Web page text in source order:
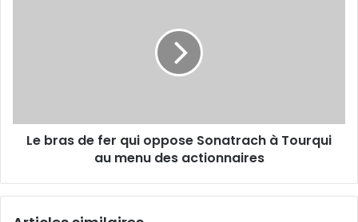
Tourqui
Le bras de fer qui oppose Sonatrach à Tourqui
au menu des actionnaires